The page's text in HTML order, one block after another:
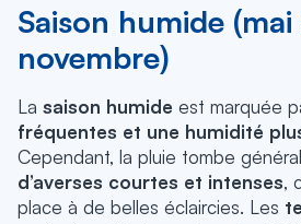
Saison humide (mai
novembre)
La saison humide est marquée
fréquentes et une humidité
Cependant, la pluie tombe
d’averses courtes et intenses,
place à de belles éclaircies. Les